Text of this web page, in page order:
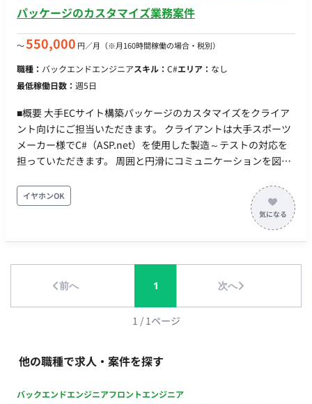
を用いたiOS/Androidアプリの開発・リリース実務経験 ・
一連の経験 ■ 尚可スキル ・Swift/Kotlinなどのネイティブ言語
上げ経験 ・CI/CD環境の構築・運用経験
パッケージのカスタマイズ業務案件
〜550,000 円／月 （※月160時間稼働の場合・税別）
職種： バックエンドエンジニアスキル： C#エリア： なし
最低稼働日数： 週5日
■概要 大手ECサイト構築パッケージのカスタマイズをクライア
ント向けにご担当いただきます。 クライアントは大手スポーツ
メーカー様でC#（ASP.net）を使用した製造～テストの対応を
担っていただきます。 周囲と円滑にコミュニケーションを図
す。 ■技術スタック 言語:ASP.NET(C#) DB:SQLServer ソース管
理:Git その他:Windows(クラウド環境を整備する予定) 課題管
理:Backlog 社内コミュニケーション:Slack・Teams ■働き方 出
社頻度：基本出社(本人の能力次第でハイブリッド可) 勤務地：
イヤホンOK
前へ 1 次へ
1 / 1ページ
他の職種で求人・案件を探す
バックエンドエンジニアフロントエンジニア